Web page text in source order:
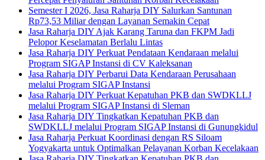
Semester I 2026, Jasa Raharja DIY Salurkan Santunan
Rp73,53 Miliar dengan Layanan Semakin Cepat
Jasa Raharja DIY Ajak Karang Taruna dan FKPM Jadi
Pelopor Keselamatan Berlalu Lintas
Jasa Raharja DIY Perkuat Pendataan Kendaraan melalui
Program SIGAP Instansi di CV Kaleksanan
Jasa Raharja DIY Perbarui Data Kendaraan Perusahaan
melalui Program SIGAP Instansi
Jasa Raharja DIY Perkuat Kepatuhan PKB dan SWDKLLJ
melalui Program SIGAP Instansi di Sleman
Jasa Raharja DIY Tingkatkan Kepatuhan PKB dan
SWDKLLJ melalui Program SIGAP Instansi di Gunungkidul
Jasa Raharja Perkuat Koordinasi dengan RS Siloam
Yogyakarta untuk Optimalkan Pelayanan Korban Kecelakaan